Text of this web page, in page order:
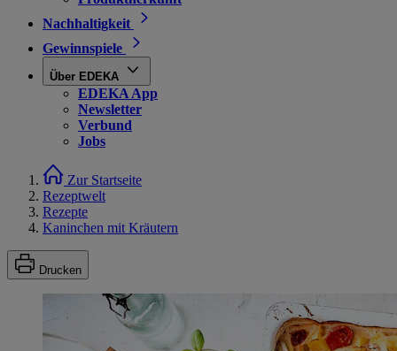
Nachhaltigkeit
Gewinnspiele
Über EDEKA
EDEKA App
Newsletter
Verbund
Jobs
Zur Startseite
Rezeptwelt
Rezepte
Kaninchen mit Kräutern
Drucken